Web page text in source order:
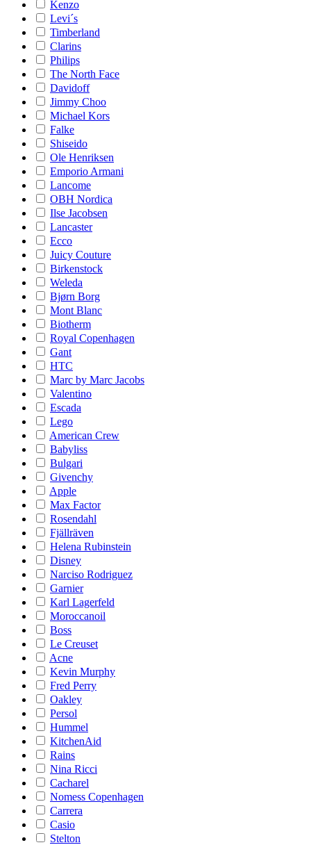
Kenzo
Levi´s
Timberland
Clarins
Philips
The North Face
Davidoff
Jimmy Choo
Michael Kors
Falke
Shiseido
Ole Henriksen
Emporio Armani
Lancome
OBH Nordica
Ilse Jacobsen
Lancaster
Ecco
Juicy Couture
Birkenstock
Weleda
Bjørn Borg
Mont Blanc
Biotherm
Royal Copenhagen
Gant
HTC
Marc by Marc Jacobs
Valentino
Escada
Lego
American Crew
Babyliss
Bulgari
Givenchy
Apple
Max Factor
Rosendahl
Fjällräven
Helena Rubinstein
Disney
Narciso Rodriguez
Garnier
Karl Lagerfeld
Moroccanoil
Boss
Le Creuset
Acne
Kevin Murphy
Fred Perry
Oakley
Persol
Hummel
KitchenAid
Rains
Nina Ricci
Cacharel
Nomess Copenhagen
Carrera
Casio
Stelton